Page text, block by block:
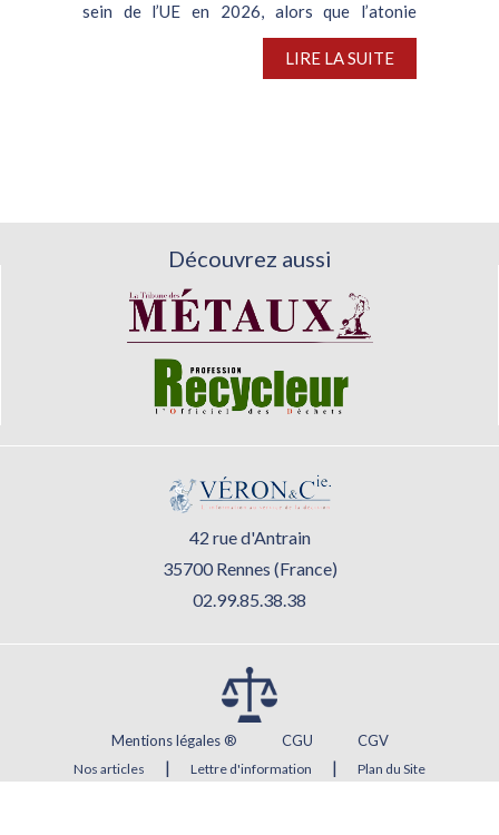
sein de l’UE en 2026, alors que l’atonie
persistante de la filière automobile plombe le
segment de la construction, en meilleure...
LIRE LA SUITE
Mentions légales ® CGU CGV
Nos articles | Lettre d'information | Plan du Site
Découvrez aussi
42 rue d'Antrain
35700 Rennes (France)
02.99.85.38.38